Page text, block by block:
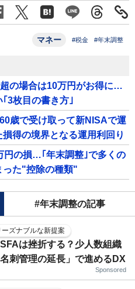
マネー #税金 #年末調整
の場合は10万円がお得に…
3枚目の書き方｣
歳で受け取って新NISAで運
得の境界となる運用利回り
円の損…｢年末調整｣で多くの
った"控除の種類"
#年末調整の記事
ズナブルな新提案
は挫折する？少人数組織
刺管理の延長」で進めるDX
Sponsored